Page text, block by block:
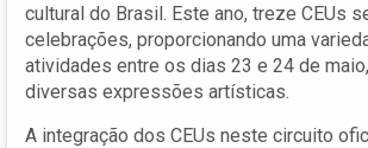
cultural do Brasil. Este ano, treze CEUs
celebrações, proporcionando uma
atividades entre os dias 23 e 24 de
diversas expressões artísticas.
A integração dos CEUs neste circuito